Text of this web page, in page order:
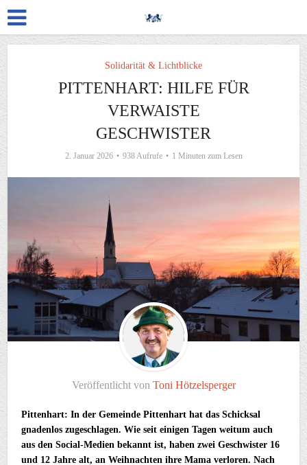
Solidarität & Lichtblicke
PITTENHART: HILFE FÜR
VERWAISTE
GESCHWISTER
2. Januar 2026 938 Aufrufe 1 Minuten zum Lesen
Veröffentlicht von Toni Hötzelsperger
Pittenhart: In der Gemeinde Pittenhart hat das Schicksal
gnadenlos zugeschlagen. Wie seit einigen Tagen weitum auch
aus den Social-Medien bekannt ist, haben zwei Geschwister 16
und 12 Jahre alt, an Weihnachten ihre Mama verloren. Nach